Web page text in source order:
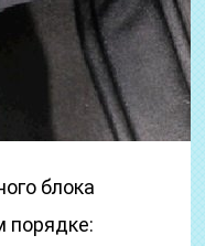
блока
порядке: